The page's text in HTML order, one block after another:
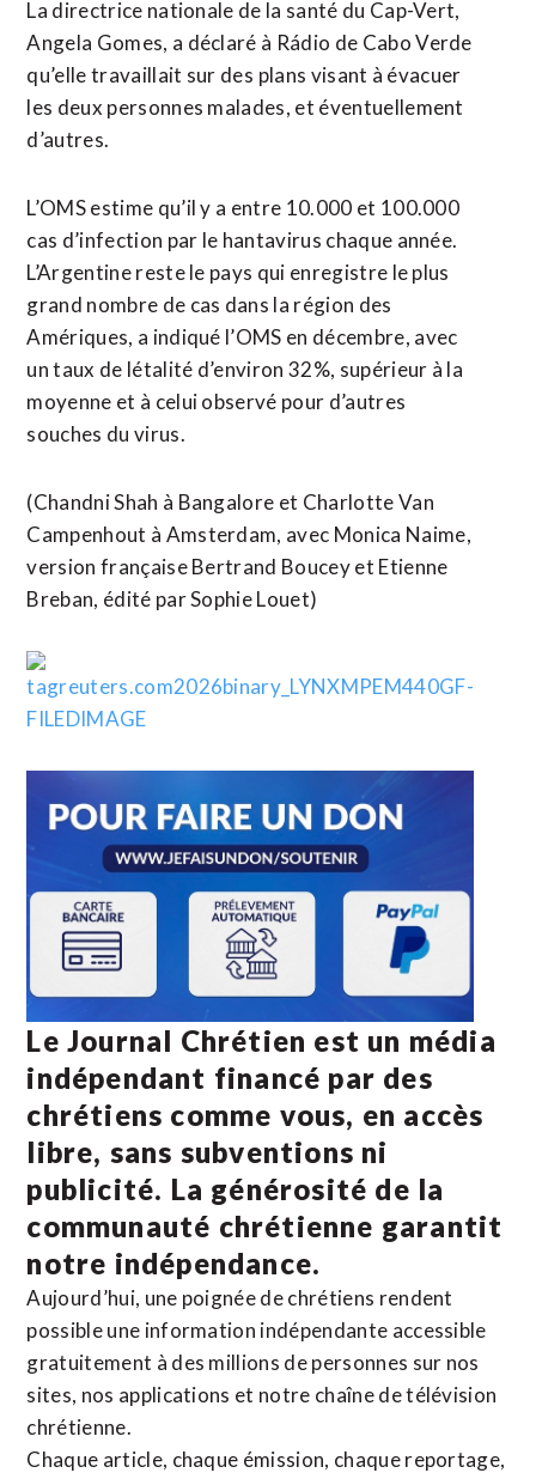
La directrice nationale de la santé du Cap-Vert,
Angela Gomes, a déclaré à Rádio de Cabo Verde
qu’elle travaillait sur des ⁠plans visant à évacuer
les deux personnes malades, et éventuellement
d’autres.
L’OMS estime qu’il y a entre 10.000 et 100.000
cas d’infection par le hantavirus chaque année.
L’Argentine reste le pays qui enregistre le plus
grand nombre de cas dans la région des
Amériques, a indiqué l’OMS en décembre, avec
un taux de létalité d’environ 32%, supérieur à la ​
moyenne et à celui observé pour d’autres
souches du virus.
(Chandni Shah à Bangalore et Charlotte Van
Campenhout à Amsterdam, avec ​Monica Naime,
version française Bertrand Boucey et Etienne
Breban, édité par Sophie Louet)
Le Journal Chrétien est un média
indépendant financé par des
chrétiens comme vous, en accès
libre, sans subventions ni
publicité. La générosité de la
communauté chrétienne garantit
notre indépendance.
Aujourd’hui, une poignée de chrétiens rendent
possible une information indépendante accessible
gratuitement à des millions de personnes sur nos
sites, nos applications et notre chaîne de télévision
chrétienne.
Chaque article, chaque émission, chaque reportage,